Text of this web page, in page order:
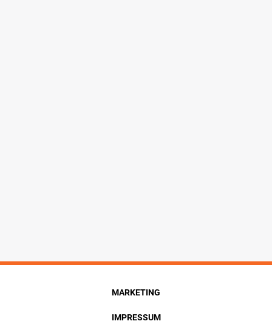
MARKETING
IMPRESSUM